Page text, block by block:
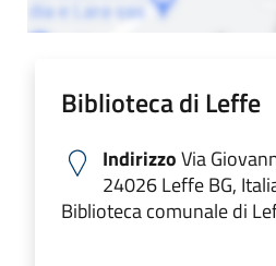
Biblioteca di Leffe
IndirizzoVia
24026 Leffe BG,
Biblioteca comunale di